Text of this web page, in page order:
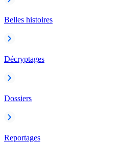
Belles histoires
Décryptages
Dossiers
Reportages